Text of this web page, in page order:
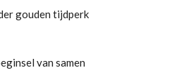
gouden tijdperk
van samen